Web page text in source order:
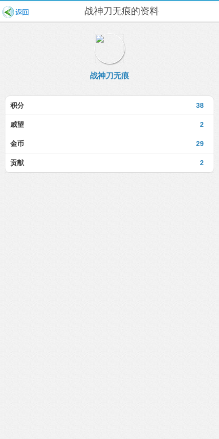
战神刀无痕的资料
战神刀无痕
38
积分
2
威望
29
金币
2
贡献